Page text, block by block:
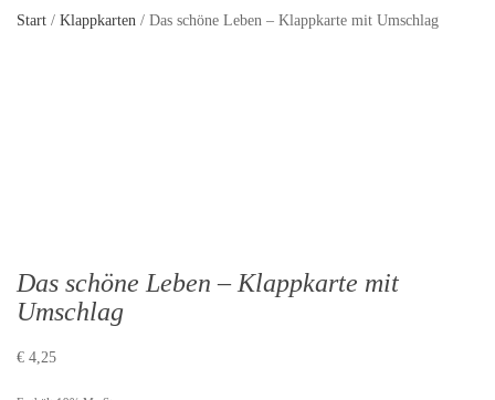
Start / Klappkarten / Das schöne Leben – Klappkarte mit Umschlag
Das schöne Leben – Klappkarte mit
Umschlag
€ 4,25